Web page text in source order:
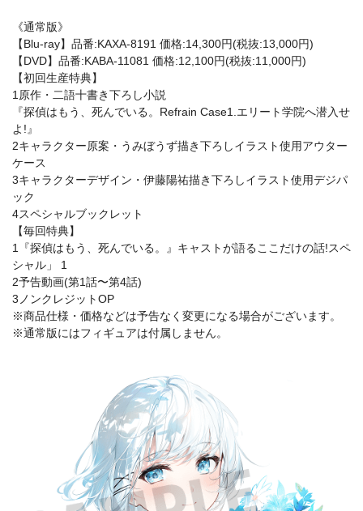
《通常版》
【Blu-ray】品番:KAXA-8191 価格:14,300円(税抜:13,000円)
【DVD】品番:KABA-11081 価格:12,100円(税抜:11,000円)
【初回生産特典】
1原作・二語十書き下ろし小説
『探偵はもう、死んでいる。Refrain Case1.エリート学院へ潜入せ
よ!』
2キャラクター原案・うみぼうず描き下ろしイラスト使用アウター
ケース
3キャラクターデザイン・伊藤陽祐描き下ろしイラスト使用デジパ
ック
4スペシャルブックレット
【毎回特典】
1『探偵はもう、死んでいる。』キャストが語るここだけの話!スペ
シャル」 1
2予告動画(第1話〜第4話)
3ノンクレジットOP
※商品仕様・価格などは予告なく変更になる場合がございます。
※通常版にはフィギュアは付属しません。